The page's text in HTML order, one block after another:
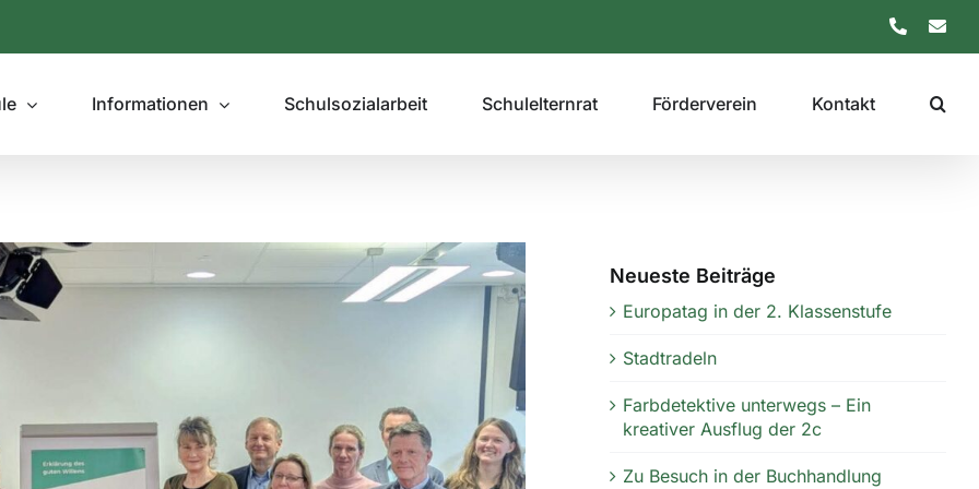
TelefonE-
Informationen Schulsozialarbeit Schulelternrat Förderverein Kontakt
Neueste Beiträge
Europatag in der 2. Klassenstufe
Stadtradeln
Farbdetektive unterwegs – Ein
kreativer Ausflug der 2c
Zu Besuch in der Buchhandlung